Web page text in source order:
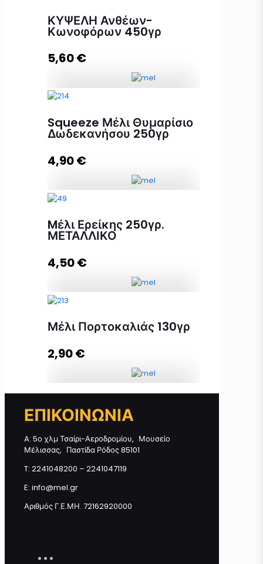
ΚΥΨΕΛΗ Ανθέων-
Κωνοφόρων 450γρ
5,60€
450γρ ποσότητα
Προσθήκη στο καλάθι
Squeeze Μέλι Θυμαρίσιο
Δωδεκανήσου 250γρ
4,90€
Δωδεκανήσου 250γρ ποσότητα
Προσθήκη στο καλάθι
Mέλι Ερείκης 250γρ.
ΜΕΤΑΛΛΙΚΟ
4,50€
ποσότητα
Προσθήκη στο καλάθι
Μέλι Πορτοκαλιάς 130γρ
2,90€
Προσθήκη στο καλάθι
ΕΠΙΚΟΙΝΩΝΙΑ
A: 5ο χλμ Τσαίρι-Αεροδρομίου, Μουσείο
Μέλισσας, Παστίδα Ρόδος 85101
T: 2241048200 – 2241047119
E: info@mel.gr
Αριθμός Γ.Ε.ΜΗ. 72162920000